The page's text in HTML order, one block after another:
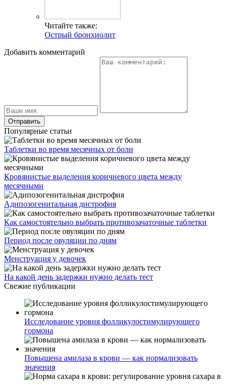
Читайте также:
Острый бронхиолит
Добавить комментарий
Популярные статьи
Таблетки во время месячных от боли
Кровянистые выделения коричневого цвета между
месячными
Адипозогенитальная дистрофия
Как самостоятельно выбрать противозачаточные таблетки
Период после овуляции по дням
Менструация у девочек
На какой день задержки нужно делать тест
Свежие публикации
Исследование уровня фолликулостимулирующего
гормона
Повышена амилаза в крови — как нормализовать
значения